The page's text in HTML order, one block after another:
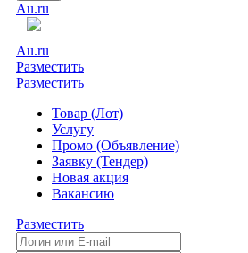
Au.ru
Au.ru
Разместить
Разместить
Товар (Лот)
Услугу
Промо (Объявление)
Заявку (Тендер)
Новая акция
Вакансию
Разместить